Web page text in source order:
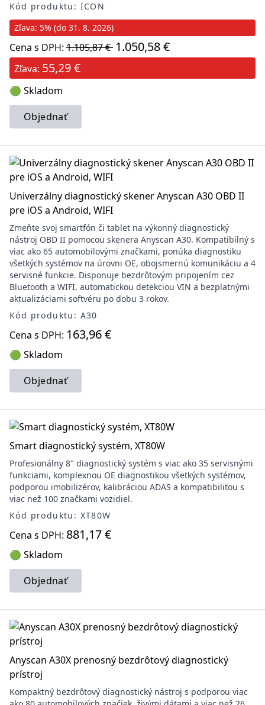
Kód produktu: ICON
Zľava: 5% (do 31. 8. 2026)
Cena s DPH: 1.105,87 € 1.050,58 €
Zľava: 55,29 €
🟢 Skladom
Objednať
Univerzálny diagnostický skener Anyscan A30 OBD II
pre iOS a Android, WIFI
Zmeňte svoj smartfón či tablet na výkonný diagnostický
nástroj OBD II pomocou skenera Anyscan A30. Kompatibilný s
viac ako 65 automobilovými značkami, ponúka diagnostiku
všetkých systémov na úrovni OE, obojsmernú komunikáciu a 4
servisné funkcie. Disponuje bezdrôtovým pripojením cez
Bluetooth a WIFI, automatickou detekciou VIN a bezplatnými
aktualizáciami softvéru po dobu 3 rokov.
Kód produktu: A30
Cena s DPH: 163,96 €
🟢 Skladom
Objednať
Smart diagnostický systém, XT80W
Profesionálny 8" diagnostický systém s viac ako 35 servisnými
funkciami, komplexnou OE diagnostikou všetkých systémov,
podporou imobilizérov, kalibráciou ADAS a kompatibilitou s
viac než 100 značkami vozidiel.
Kód produktu: XT80W
Cena s DPH: 881,17 €
🟢 Skladom
Objednať
Anyscan A30X prenosný bezdrôtový diagnostický
prístroj
Kompaktný bezdrôtový diagnostický nástroj s podporou viac